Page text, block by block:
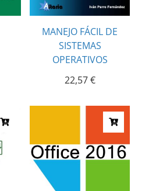
MANEJO FÁCIL DE
SISTEMAS
OPERATIVOS
22,57€